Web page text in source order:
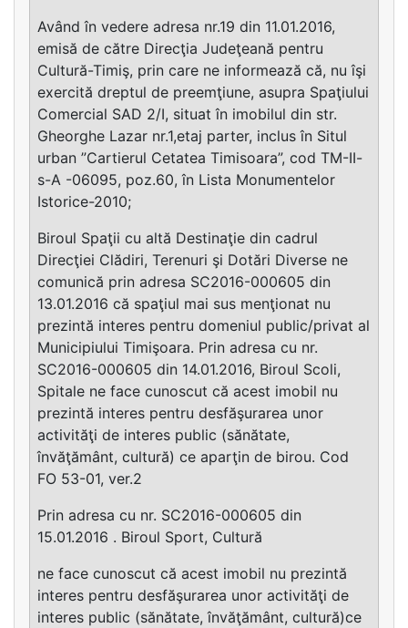
Având în vedere adresa nr.19 din 11.01.2016,
emisă de către Direcţia Judeţeană pentru
Cultură-Timiş, prin care ne informează că, nu îşi
exercită dreptul de preemţiune, asupra Spaţiului
Comercial SAD 2/I, situat în imobilul din str.
Gheorghe Lazar nr.1,etaj parter, inclus în Situl
urban ”Cartierul Cetatea Timisoara”, cod TM-II-
s-A -06095, poz.60, în Lista Monumentelor
Istorice-2010;
Biroul Spaţii cu altă Destinaţie din cadrul
Direcţiei Clădiri, Terenuri şi Dotări Diverse ne
comunică prin adresa SC2016-000605 din
13.01.2016 că spaţiul mai sus menţionat nu
prezintă interes pentru domeniul public/privat al
Municipiului Timişoara. Prin adresa cu nr.
SC2016-000605 din 14.01.2016, Biroul Scoli,
Spitale ne face cunoscut că acest imobil nu
prezintă interes pentru desfăşurarea unor
activităţi de interes public (sănătate,
învăţământ, cultură) ce aparţin de birou. Cod
FO 53-01, ver.2
Prin adresa cu nr. SC2016-000605 din
15.01.2016 . Biroul Sport, Cultură
ne face cunoscut că acest imobil nu prezintă
interes pentru desfăşurarea unor activităţi de
interes public (sănătate, învăţământ, cultură)ce